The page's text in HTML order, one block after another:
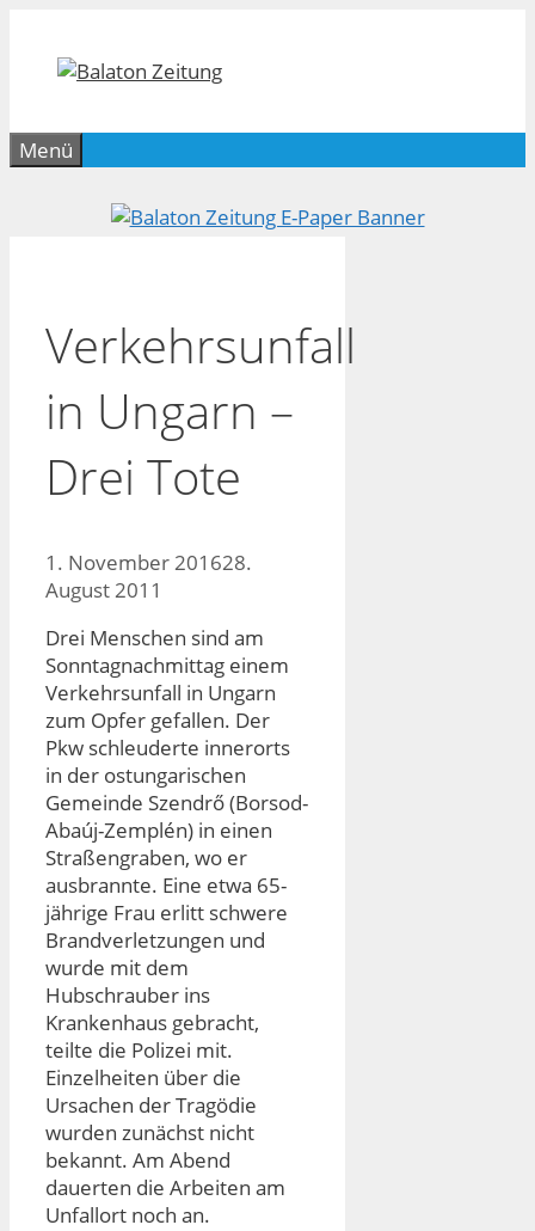
springen
Menü
Verkehrsunfall
in Ungarn –
Drei Tote
1. November 201628.
August 2011
Drei Menschen sind am
Sonntagnachmittag einem
Verkehrsunfall in Ungarn
zum Opfer gefallen. Der
Pkw schleuderte innerorts
in der ostungarischen
Gemeinde Szendrő (Borsod-
Abaúj-Zemplén) in einen
Straßengraben, wo er
ausbrannte. Eine etwa 65-
jährige Frau erlitt schwere
Brandverletzungen und
wurde mit dem
Hubschrauber ins
Krankenhaus gebracht,
teilte die Polizei mit.
Einzelheiten über die
Ursachen der Tragödie
wurden zunächst nicht
bekannt. Am Abend
dauerten die Arbeiten am
Unfallort noch an.